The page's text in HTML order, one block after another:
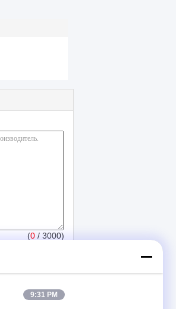
(0 / 3000)
9:31 PM